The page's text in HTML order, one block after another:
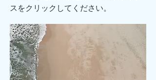
スをクリックしてください。